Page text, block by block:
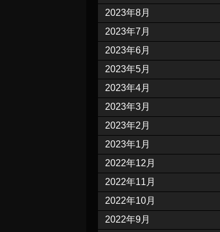
2023年8月
2023年7月
2023年6月
2023年5月
2023年4月
2023年3月
2023年2月
2023年1月
2022年12月
2022年11月
2022年10月
2022年9月